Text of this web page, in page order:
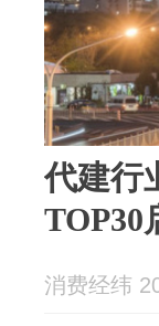
代建行
TOP30
消费经纬